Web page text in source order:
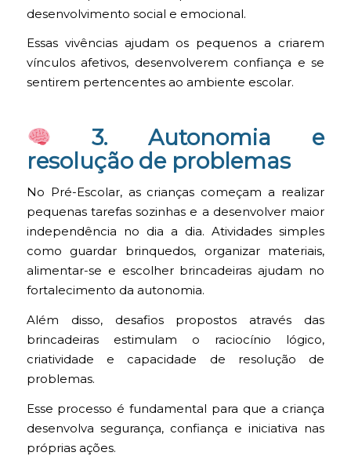
desenvolvimento social e emocional.
Essas vivências ajudam os pequenos a criarem
vínculos afetivos, desenvolverem confiança e se
sentirem pertencentes ao ambiente escolar.
3. Autonomia e
resolução de problemas
No Pré-Escolar, as crianças começam a realizar
pequenas tarefas sozinhas e a desenvolver maior
independência no dia a dia. Atividades simples
como guardar brinquedos, organizar materiais,
alimentar-se e escolher brincadeiras ajudam no
fortalecimento da autonomia.
Além disso, desafios propostos através das
brincadeiras estimulam o raciocínio lógico,
criatividade e capacidade de resolução de
problemas.
Esse processo é fundamental para que a criança
desenvolva segurança, confiança e iniciativa nas
próprias ações.